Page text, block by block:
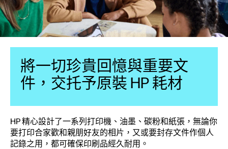
將一切珍貴回憶與重要文
件，交托予原裝 HP 耗材
HP 精心設計了一系列打印機、油墨、碳粉和紙張，無論你
要打印合家歡和親朋好友的相片，又或要封存文件作個人
記錄之用，都可確保印刷品經久耐用。